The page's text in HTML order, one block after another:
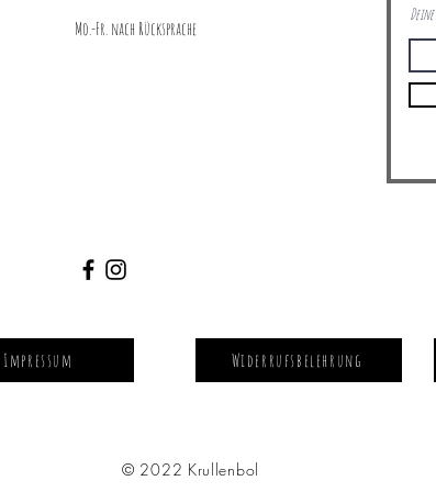
Mo.-Fr. nach Rücksprache
Impressum Widerrufsbelehrung
© 2022 Krullenbol